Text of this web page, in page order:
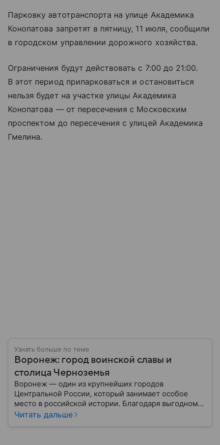
Парковку автотранспорта на улице Академика
Конопатова запретят в пятницу, 11 июля, сообщили
в городском управлении дорожного хозяйства.
Ограничения будут действовать с 7:00 до 21:00.
В этот период припарковаться и остановиться
нельзя будет на участке улицы Академика
Конопатова — от пересечения с Московским
проспектом до пересечения с улицей Академика
Гмелина.
Узнать больше по теме
Воронеж: город воинской славы и
столица Черноземья
Воронеж — один из крупнейших городов
Центральной России, который занимает особое
место в российской истории. Благодаря выгодному
расположению на юге европейской части страны
Читать дальше